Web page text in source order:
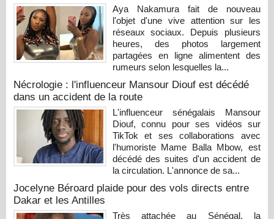
Aya Nakamura fait de nouveau
l'objet d'une vive attention sur les
réseaux sociaux. Depuis plusieurs
heures, des photos largement
partagées en ligne alimentent des
rumeurs selon lesquelles la...
Nécrologie : l'influenceur Mansour Diouf est décédé
dans un accident de la route
L'influenceur sénégalais Mansour
Diouf, connu pour ses vidéos sur
TikTok et ses collaborations avec
l'humoriste Mame Balla Mbow, est
décédé des suites d'un accident de
la circulation. L'annonce de sa...
Jocelyne Béroard plaide pour des vols directs entre
Dakar et les Antilles
Très attachée au Sénégal, la